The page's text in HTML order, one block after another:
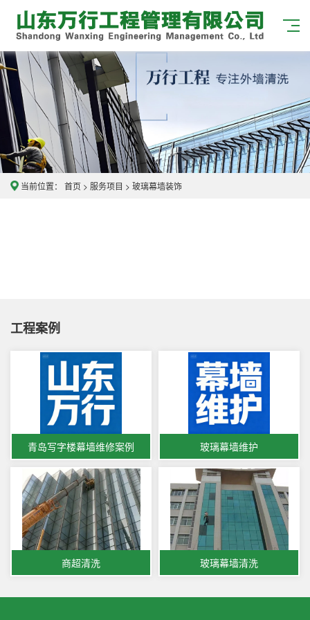
当前位置： 首页 > 服务项目 > 玻璃幕墙装饰
工程案例
青岛写字楼幕墙维修案例 玻璃幕墙维护
商超清洗 玻璃幕墙清洗